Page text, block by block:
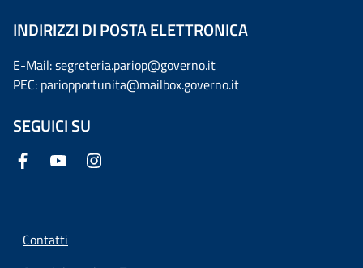
INDIRIZZI DI POSTA ELETTRONICA
E-Mail: segreteria.pariop@governo.it
PEC: pariopportunita@mailbox.governo.it
SEGUICI SU
Contatti